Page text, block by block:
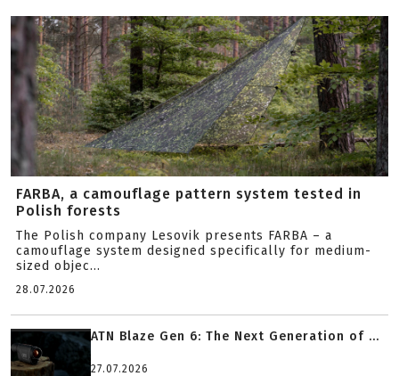
FARBA, a camouflage pattern system tested in
Polish forests
The Polish company Lesovik presents FARBA – a
camouflage system designed specifically for medium-
sized objec...
28.07.2026
ATN Blaze Gen 6: The Next Generation of ...
27.07.2026